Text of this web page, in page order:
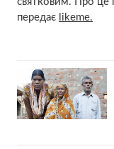
передає likeme.